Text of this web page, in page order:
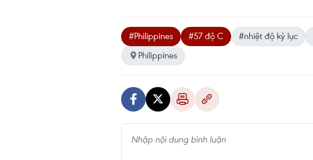
#Philippines #57 độ C #nhiệt độ kỷ lục
Philippines